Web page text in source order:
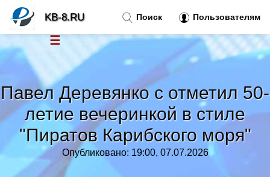
Павел Деревянко с отметил 50-
летие вечеринкой в стиле
"Пиратов Карибского моря"
Опубликовано: 19:00, 07.07.2026
Поиск Пользователям
KB-8.RU
☰
Новости
Тренды новостей»
Рубрики»
Правила »